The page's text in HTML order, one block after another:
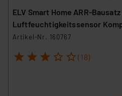
ELV Smart Home ARR-
Luftfeuchtigkeitssensor
powered by Homematic IP
Artikel-Nr. 160767
1 2 3 4 5 (18)